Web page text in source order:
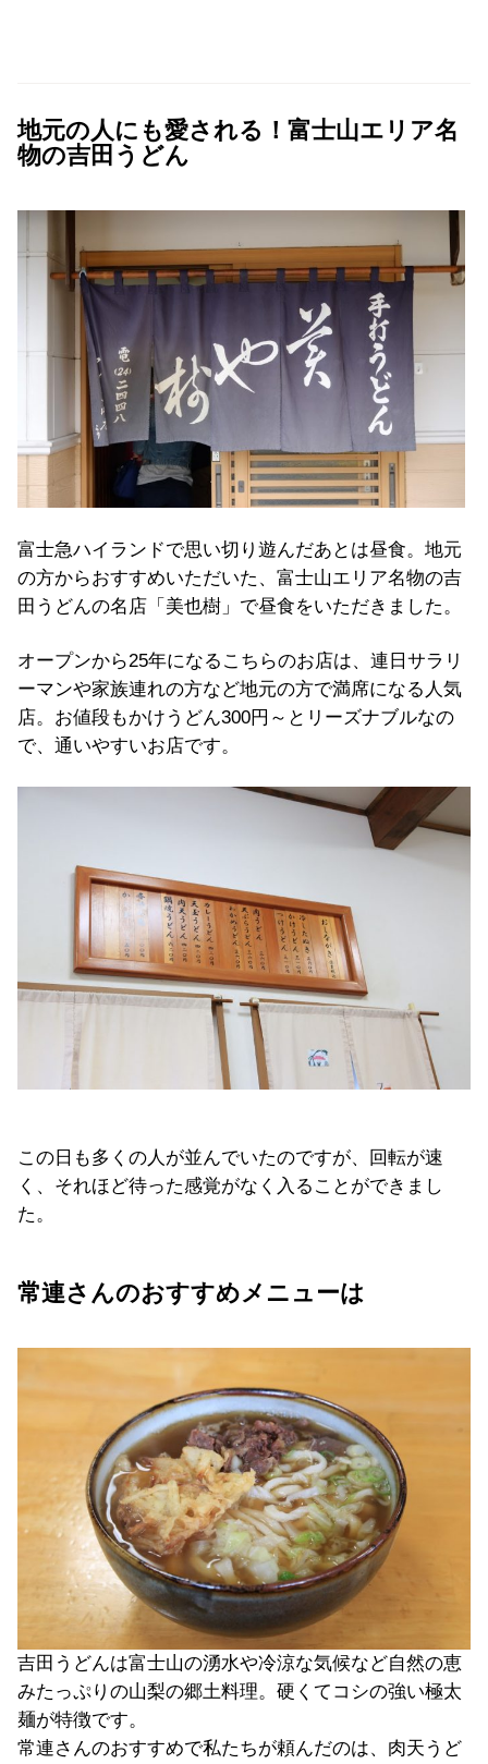
地元の人にも愛される！富士山エリア名
物の吉田うどん
富士急ハイランドで思い切り遊んだあとは昼食。地元
の方からおすすめいただいた、富士山エリア名物の吉
田うどんの名店「美也樹」で昼食をいただきました。
オープンから25年になるこちらのお店は、連日サラリ
ーマンや家族連れの方など地元の方で満席になる人気
店。お値段もかけうどん300円～とリーズナブルなの
で、通いやすいお店です。
この日も多くの人が並んでいたのですが、回転が速
く、それほど待った感覚がなく入ることができまし
た。
常連さんのおすすめメニューは
吉田うどんは富士山の湧水や冷涼な気候など自然の恵
みたっぷりの山梨の郷土料理。硬くてコシの強い極太
麺が特徴です。
常連さんのおすすめで私たちが頼んだのは、肉天うど